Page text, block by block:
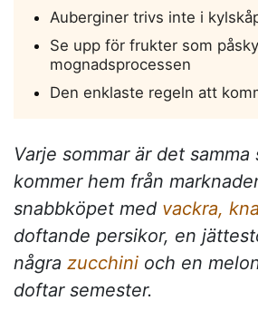
Auberginer trivs inte i
Se upp för frukter som
mognadsprocessen
Den enklaste regeln att
Varje sommar är det samma
kommer hem från
snabbköpet med vackra,
doftande persikor, en
några zucchini och en
doftar semester.